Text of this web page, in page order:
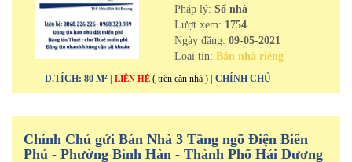
Pháp lý: Sổ nhà
Lượt xem: 1754
Ngày đăng: 09-05-2021
Loại tin: Bán nhà riêng
D.TÍCH: 80 M² | LIÊN HỆ ( trên căn nhà ) | CHÍNH CHỦ
Chính Chủ gửi Bán Nhà 3 Tầng ngõ Điện Biên
Phủ - Phường Bình Hàn - Thành Phố Hải Dương